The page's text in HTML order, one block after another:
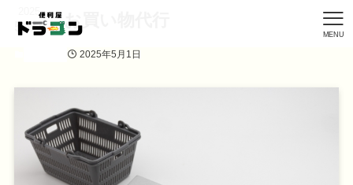
MENU
お買い物代行
2025
5/01
2025年5月1日